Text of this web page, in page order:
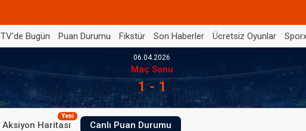
TV'de Bugün Puan Durumu Fikstür Son Haberler Ücretsiz Oyunlar
06.04.2026
Maç Sonu
1 - 1
Aksiyon Haritası
Yeni
Canlı Puan Durumu